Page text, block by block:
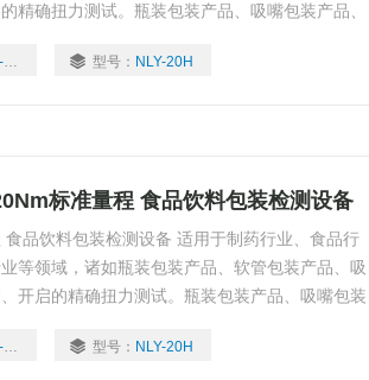
精确扭力测试。瓶装包装产品、吸嘴包装产品、
型号： NLY-20H
标准量程 食品饮料包装检测设备
品饮料包装检测设备 适用于制药行业、食品行
等领域，诸如瓶装包装产品、软管包装产品、吸
开启的精确扭力测试。瓶装包装产品、吸嘴包装
一。
型号： NLY-20H